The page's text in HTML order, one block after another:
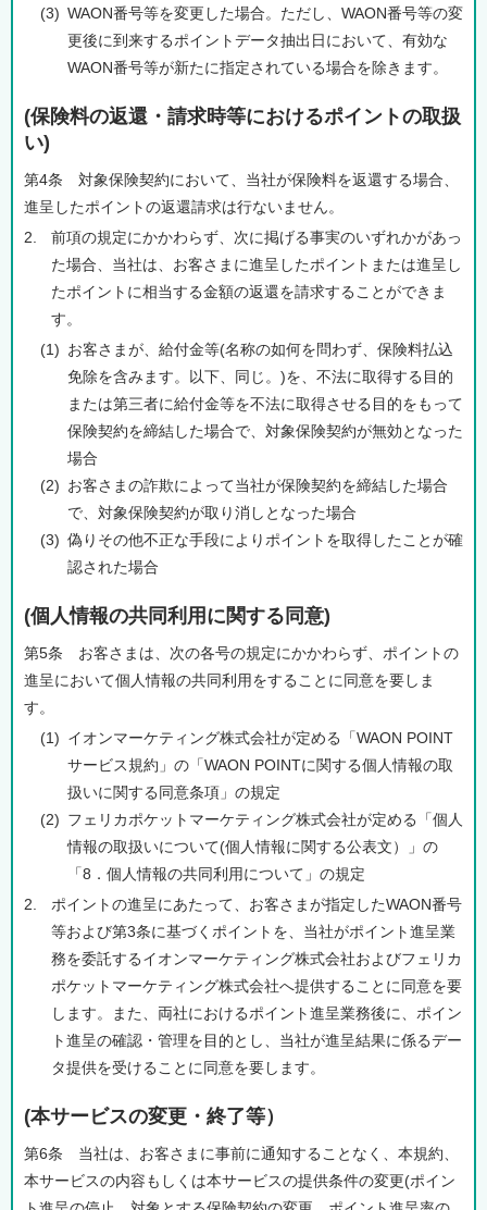
(3) WAON番号等を変更した場合。ただし、WAON番号等の変
更後に到来するポイントデータ抽出日において、有効な
WAON番号等が新たに指定されている場合を除きます。
(保険料の返還・請求時等におけるポイントの取扱
い)
第4条 対象保険契約において、当社が保険料を返還する場合、
進呈したポイントの返還請求は行ないません。
2.
前項の規定にかかわらず、次に掲げる事実のいずれかがあっ
た場合、当社は、お客さまに進呈したポイントまたは進呈し
たポイントに相当する金額の返還を請求することができま
す。
(1) お客さまが、給付金等(名称の如何を問わず、保険料払込
免除を含みます。以下、同じ。)を、不法に取得する目的
または第三者に給付金等を不法に取得させる目的をもって
保険契約を締結した場合で、対象保険契約が無効となった
場合
(2) お客さまの詐欺によって当社が保険契約を締結した場合
で、対象保険契約が取り消しとなった場合
(3) 偽りその他不正な手段によりポイントを取得したことが確
認された場合
(個人情報の共同利用に関する同意)
第5条 お客さまは、次の各号の規定にかかわらず、ポイントの
進呈において個人情報の共同利用をすることに同意を要しま
す。
(1) イオンマーケティング株式会社が定める「WAON POINT
サービス規約」の「WAON POINTに関する個人情報の取
扱いに関する同意条項」の規定
(2) フェリカポケットマーケティング株式会社が定める「個人
情報の取扱いについて(個人情報に関する公表文）」の
「8．個人情報の共同利用について」の規定
2.
ポイントの進呈にあたって、お客さまが指定したWAON番号
等および第3条に基づくポイントを、当社がポイント進呈業
務を委託するイオンマーケティング株式会社およびフェリカ
ポケットマーケティング株式会社へ提供することに同意を要
します。また、両社におけるポイント進呈業務後に、ポイン
ト進呈の確認・管理を目的とし、当社が進呈結果に係るデー
タ提供を受けることに同意を要します。
(本サービスの変更・終了等）
第6条 当社は、お客さまに事前に通知することなく、本規約、
本サービスの内容もしくは本サービスの提供条件の変更(ポイン